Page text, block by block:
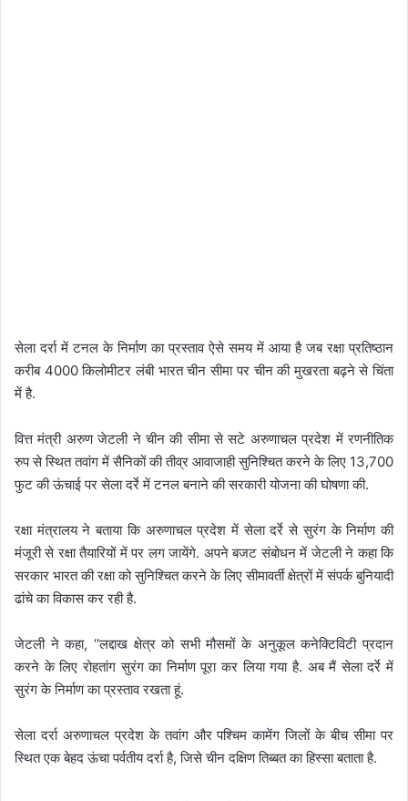
सेला दर्रा में टनल के निर्माण का प्रस्ताव ऐसे समय में आया है जब रक्षा प्रतिष्ठान
करीब 4000 किलोमीटर लंबी भारत चीन सीमा पर चीन की मुखरता बढ़ने से चिंता
में है.
वित्त मंत्री अरुण जेटली ने चीन की सीमा से सटे अरुणाचल प्रदेश में रणनीतिक
रुप से स्थित तवांग में सैनिकों की तीव्र आवाजाही सुनिश्चित करने के लिए 13,700
फुट की ऊंचाई पर सेला दर्रे में टनल बनाने की सरकारी योजना की घोषणा की.
रक्षा मंत्रालय ने बताया कि अरुणाचल प्रदेश में सेला दर्रे से सुरंग के निर्माण की
मंजूरी से रक्षा तैयारियों में पर लग जायेंगे. अपने बजट संबोधन में जेटली ने कहा कि
सरकार भारत की रक्षा को सुनिश्चित करने के लिए सीमावर्ती क्षेत्रों में संपर्क बुनियादी
ढांचे का विकास कर रही है.
जेटली ने कहा, ‘‘लद्दाख क्षेत्र को सभी मौसमों के अनुकूल कनेक्टिविटी प्रदान
करने के लिए रोहतांग सुरंग का निर्माण पूरा कर लिया गया है. अब मैं सेला दर्रे में
सुरंग के निर्माण का प्रस्ताव रखता हूं.
सेला दर्रा अरुणाचल प्रदेश के तवांग और पश्चिम कामेंग जिलों के बीच सीमा पर
स्थित एक बेहद ऊंचा पर्वतीय दर्रा है, जिसे चीन दक्षिण तिब्बत का हिस्सा बताता है.